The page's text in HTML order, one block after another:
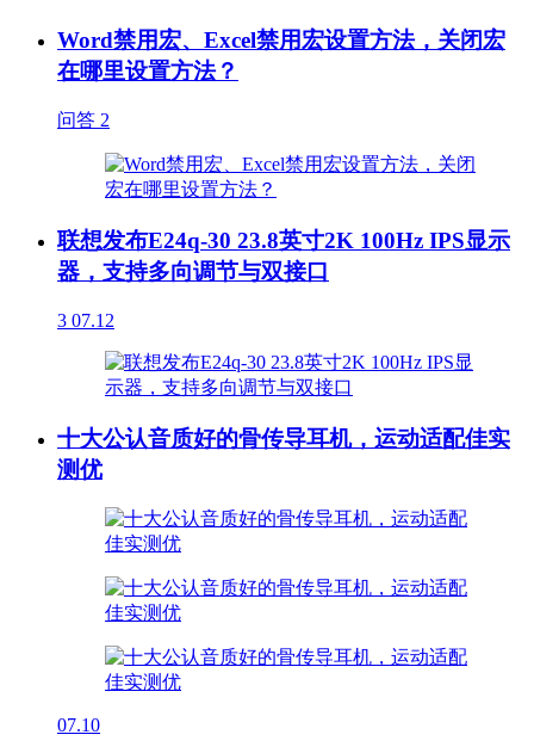
Word禁用宏、Excel禁用宏设置方法，关闭宏
在哪里设置方法？
问答 2
联想发布E24q-30 23.8英寸2K 100Hz IPS显示
器，支持多向调节与双接口
3 07.12
十大公认音质好的骨传导耳机，运动适配佳实
测优
07.10